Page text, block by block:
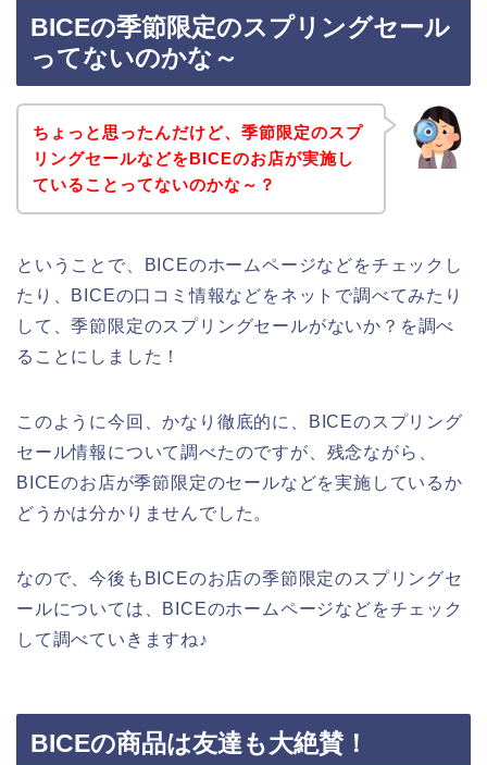
BICEの季節限定のスプリングセール
ってないのかな～
ちょっと思ったんだけど、季節限定のスプ
リングセールなどをBICEのお店が実施し
ていることってないのかな～？
ということで、BICEのホームページなどをチェックし
たり、BICEの口コミ情報などをネットで調べてみたり
して、季節限定のスプリングセールがないか？を調べ
ることにしました！
このように今回、かなり徹底的に、BICEのスプリング
セール情報について調べたのですが、残念ながら、
BICEのお店が季節限定のセールなどを実施しているか
どうかは分かりませんでした。
なので、今後もBICEのお店の季節限定のスプリングセ
ールについては、BICEのホームページなどをチェック
して調べていきますね♪
BICEの商品は友達も大絶賛！